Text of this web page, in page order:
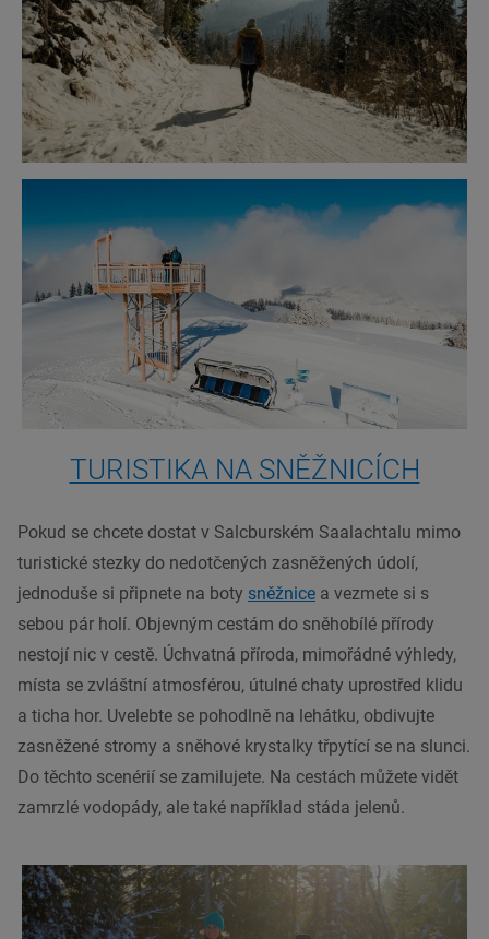
TURISTIKA NA SNĚŽNICÍCH
Pokud se chcete dostat v Salcburském Saalachtalu mimo
turistické stezky do nedotčených zasněžených údolí,
jednoduše si připnete na boty sněžnice a vezmete si s
sebou pár holí. Objevným cestám do sněhobílé přírody
nestojí nic v cestě. Úchvatná příroda, mimořádné výhledy,
místa se zvláštní atmosférou, útulné chaty uprostřed klidu
a ticha hor. Uvelebte se pohodlně na lehátku, obdivujte
zasněžené stromy a sněhové krystalky třpytící se na slunci.
Do těchto scenérií se zamilujete. Na cestách můžete vidět
zamrzlé vodopády, ale také například stáda jelenů.